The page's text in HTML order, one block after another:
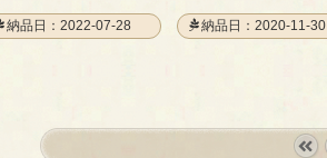
の
イ
納品日：2022-07-28
の
イ
の
納品日：2020-11-30